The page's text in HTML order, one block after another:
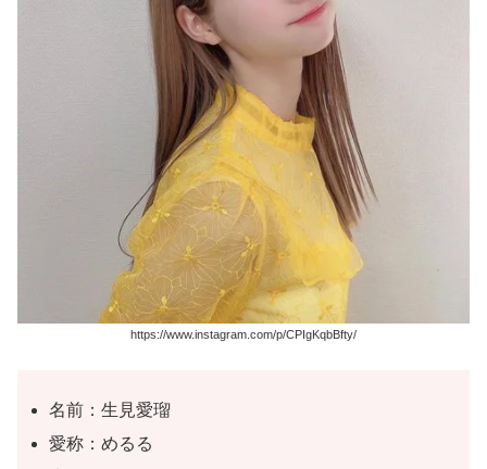
https://www.instagram.com/p/CPIgKqbBfty/
名前：生見愛瑠
愛称：めるる